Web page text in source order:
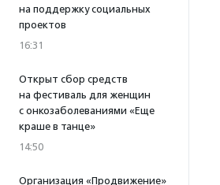
на поддержку социальных
проектов
16:31
Открыт сбор средств
на фестиваль для женщин
с онкозаболеваниями «Еще
краше в танце»
14:50
Организация «Продвижение»